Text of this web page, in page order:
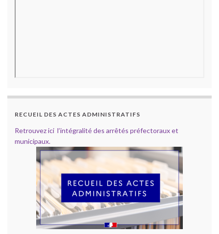
RECUEIL DES ACTES ADMINISTRATIFS
Retrouvez ici l’intégralité des arrêtés préfectoraux et
municipaux.